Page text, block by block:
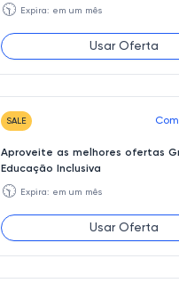
🕥 Expira: em um mês
Usar Oferta
SALE
Aproveite as melhores ofertas
Educação Inclusiva
🕥 Expira: em um mês
Usar Oferta